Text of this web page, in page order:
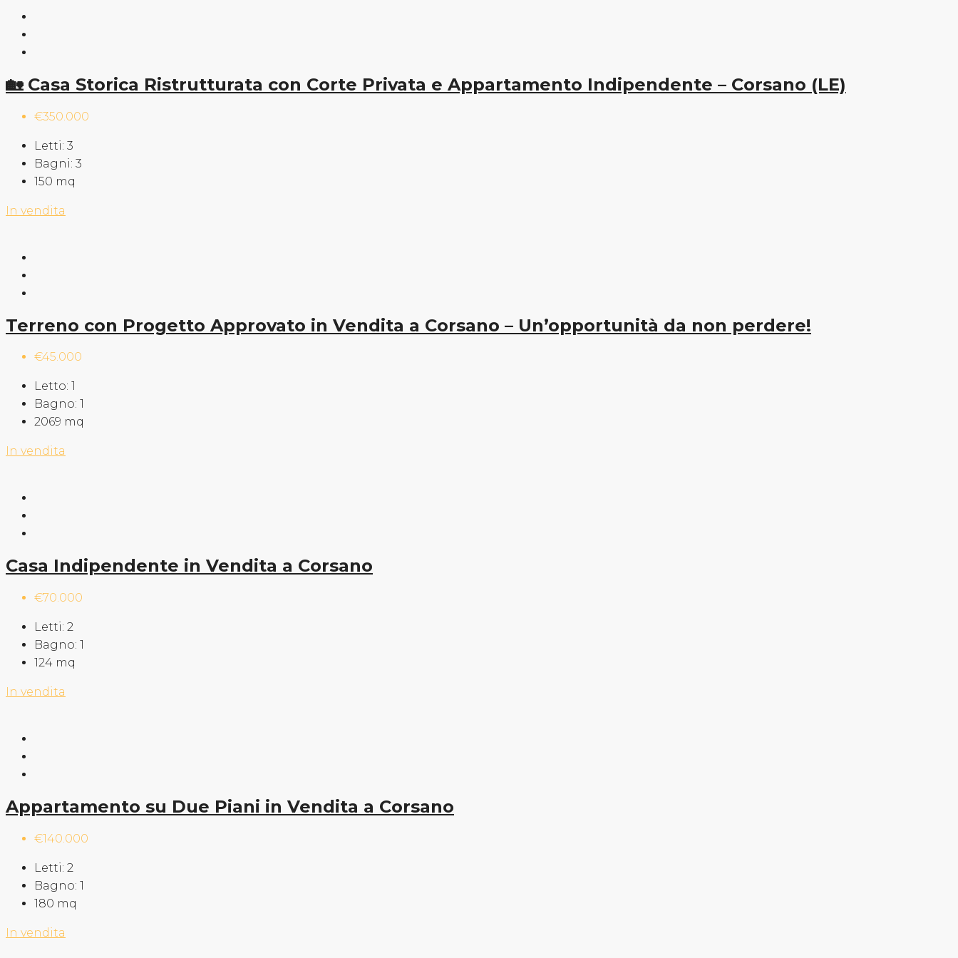
🏡 Casa Storica Ristrutturata con Corte Privata e Appartamento Indipendente – Corsano (LE)
€350.000
Letti: 3
Bagni: 3
150 mq
In vendita
Terreno con Progetto Approvato in Vendita a Corsano – Un’opportunità da non perdere!
€45.000
Letto: 1
Bagno: 1
2069 mq
In vendita
Casa Indipendente in Vendita a Corsano
€70.000
Letti: 2
Bagno: 1
124 mq
In vendita
Appartamento su Due Piani in Vendita a Corsano
€140.000
Letti: 2
Bagno: 1
180 mq
In vendita